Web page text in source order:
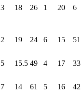
3 18 26 1 20 6
2 19 24 6 15 51
5 15.5 49 4 17 33
7 14 61 5 16 42